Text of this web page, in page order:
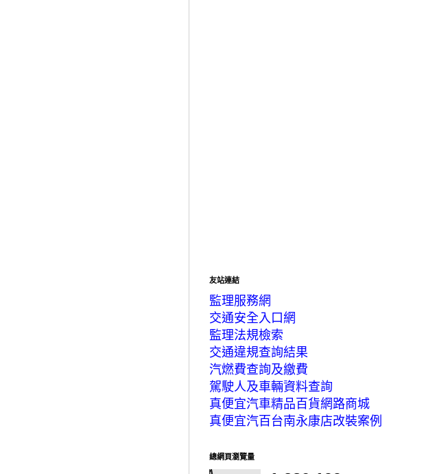
友站連結
監理服務網
交通安全入口網
監理法規檢索
交通違規查詢結果
汽燃費查詢及繳費
駕駛人及車輛資料查詢
真便宜汽車精品百貨網路商城
真便宜汽百台南永康店改裝案例
總網頁瀏覽量